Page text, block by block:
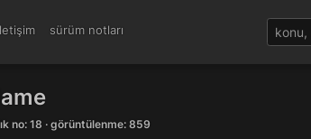
sürüm notları
no: 18 · görüntülenme: 859